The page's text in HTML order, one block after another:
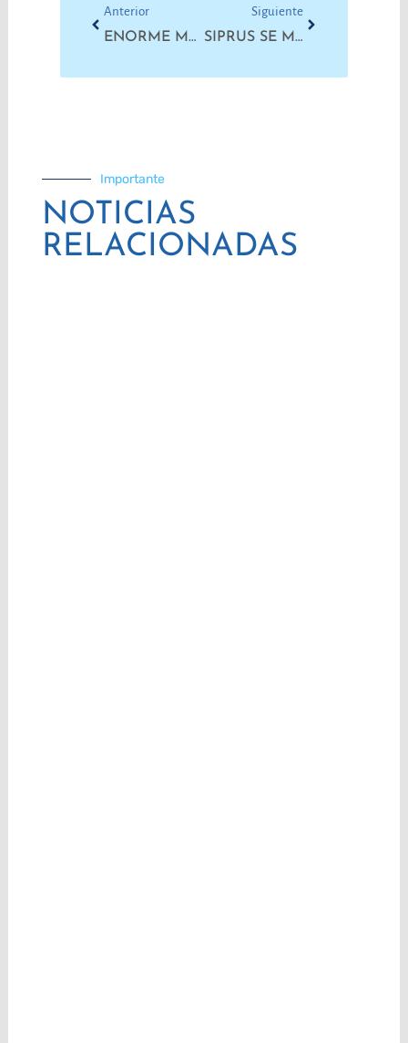
Anterior
ENORME MARCHA EN SAN LORENZO POR JUSTICIA PARA PAULA PERASSI
Siguiente
SIPRUS SE MANIFESTÓ CON UN CIRCO EN PLENA CALLE
Importante
NOTICIAS
RELACIONADAS